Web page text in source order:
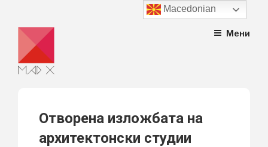
content
Мени
Отворена изложбата на
архитектонски студии
Macedonian